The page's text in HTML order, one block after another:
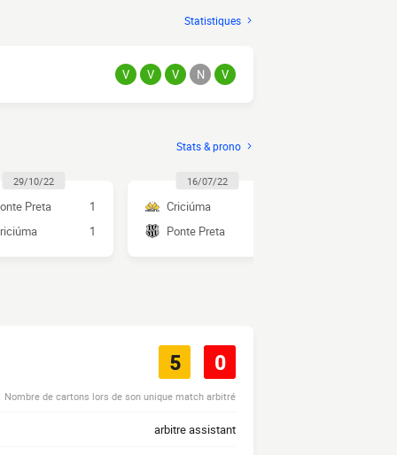
Statistiques
V V V N V
Stats & prono
29/10/22
Preta
1
1
16/07/22
Criciúma
Ponte Preta
5 0
Nombre de cartons lors de son unique match arbitré
arbitre assistant